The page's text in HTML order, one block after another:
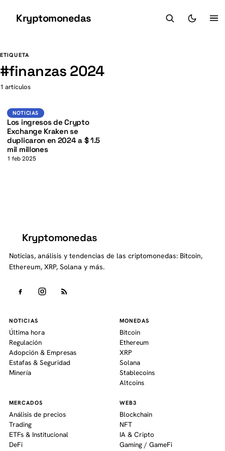
Kryptomonedas
ETIQUETA
#finanzas 2024
1 artículos
Noticias
K
NOTICIAS
Los ingresos de Crypto
Exchange Kraken se
duplicaron en 2024 a $ 1.5
mil millones
1 feb 2025
Kryptomonedas
Noticias, análisis y tendencias de las criptomonedas: Bitcoin,
Ethereum, XRP, Solana y más.
NOTICIAS
Última hora
Regulación
Adopción & Empresas
Estafas & Seguridad
Minería
MONEDAS
Bitcoin
Ethereum
XRP
Solana
Stablecoins
Altcoins
MERCADOS
Análisis de precios
Trading
ETFs & Institucional
DeFi
WEB3
Blockchain
NFT
IA & Cripto
Gaming / GameFi